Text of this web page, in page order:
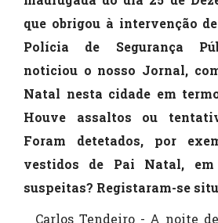
que obrigou à intervenção
Polícia de Segurança
noticiou o nosso Jornal,
Natal nesta cidade em
Houve assaltos ou
Foram detetados, por
vestidos de Pai Natal, em
suspeitas? Registaram-se
Carlos Tendeiro - A noite